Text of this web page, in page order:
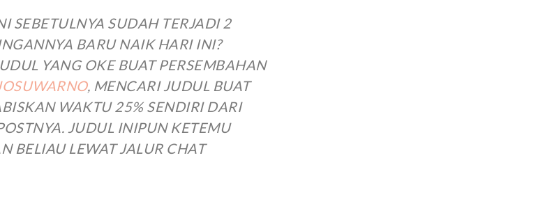
SEBETULNYA SUDAH TERJADI 2
BARU NAIK HARI INI?
YANG OKE BUAT PERSEMBAHAN
, MENCARI JUDUL BUAT
WAKTU 25% SENDIRI DARI
JUDUL INIPUN KETEMU
BELIAU LEWAT JALUR CHAT